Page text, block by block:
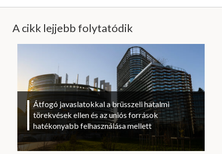
A cikk lejjebb folytatódik
Átfogó javaslatokkal a brüsszeli hatalmi
törekvések ellen és az uniós források
hatékonyabb felhasználása mellett